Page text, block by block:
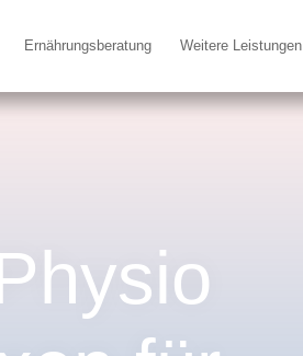
Ernährungsberatung Weitere Leistungen